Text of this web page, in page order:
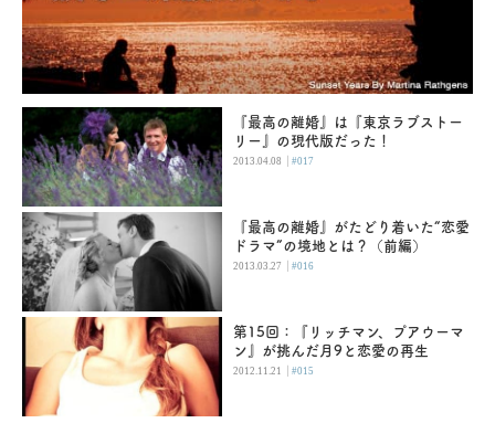
『最高の離婚』は『東京ラブストー
リー』の現代版だった！
2013.04.08 |#017
『最高の離婚』がたどり着いた“恋愛
ドラマ”の境地とは？（前編）
2013.03.27 |#016
第15回：『リッチマン、プアウーマ
ン』が挑んだ月9と恋愛の再生
2012.11.21 |#015